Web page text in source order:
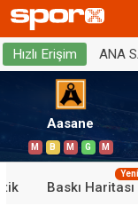
Hızlı Erişim ANA
Aasane
M B M G M
Baskı Haritası
Yeni